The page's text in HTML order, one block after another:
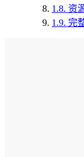
1.8. 资
1.9. 完